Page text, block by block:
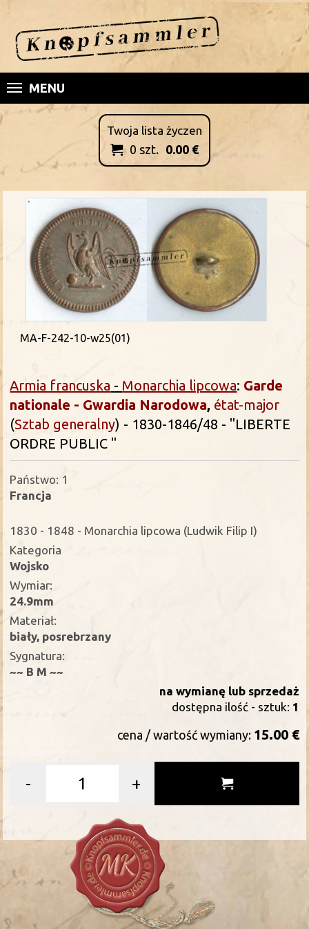
MENU
Twoja lista życzen
 0 szt. 0.00 €
MA-F-242-10-w25(01)
Armia francuska - Monarchia lipcowa: Garde
nationale - Gwardia Narodowa, état-major
(Sztab generalny) - 1830-1846/48 - "LIBERTE
ORDRE PUBLIC "
Państwo: 1
Francja
1830 - 1848 - Monarchia lipcowa (Ludwik Filip I)
Kategoria
Wojsko
Wymiar:
24.9mm
Materiał:
biały, posrebrzany
Sygnatura:
~~ B M ~~
na wymianę lub sprzedaż
dostępna ilość - sztuk: 1
cena / wartość wymiany: 15.00 €
- +